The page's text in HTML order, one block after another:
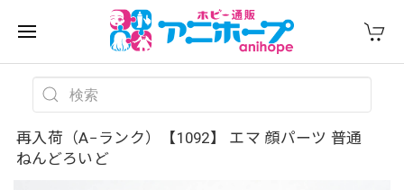
再入荷（A−ランク）【1092】 エマ 顔パーツ 普通
ねんどろいど